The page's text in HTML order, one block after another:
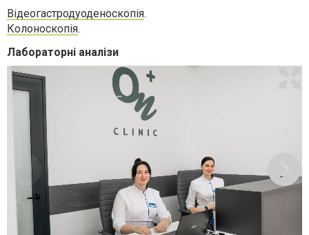
Відеогастродуоденоскопія.
Колоноскопія.
Лабораторні аналізи